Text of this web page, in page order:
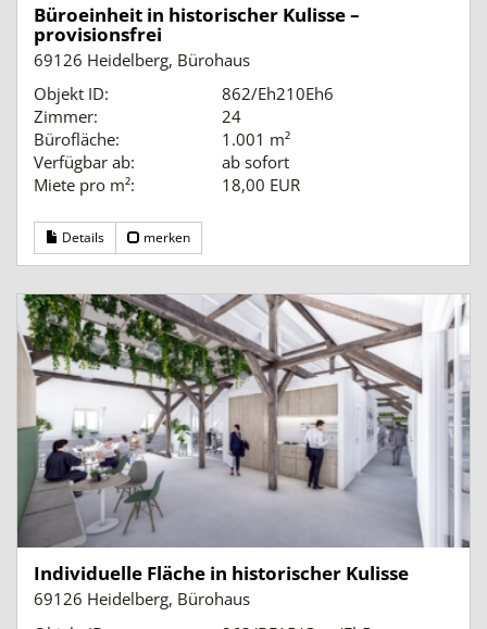
Büroeinheit in historischer Kulisse –
provisionsfrei
69126 Heidelberg, Bürohaus
Objekt ID:
862/Eh210Eh6
Zimmer:
24
Bürofläche:
1.001 m²
Verfügbar ab:
ab sofort
Miete pro m²:
18,00 EUR
Details merken
Individuelle Fläche in historischer Kulisse
69126 Heidelberg, Bürohaus